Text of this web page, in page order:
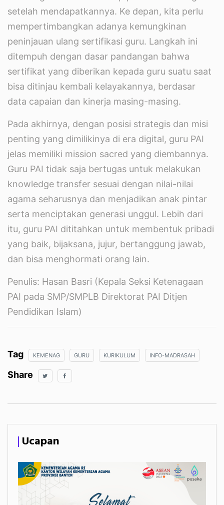
setelah mendapatkannya. Ke depan, kita perlu
mempertimbangkan adanya kemungkinan
peninjauan ulang sertifikasi guru. Langkah ini
ditempuh dengan dasar pandangan bahwa
sertifikat yang diberikan kepada guru suatu saat
bisa ditinjau kembali kelayakannya, berdasar
data capaian dan kinerja masing-masing.
Pada akhirnya, dengan posisi strategis dan misi
penting yang dimilikinya di era digital, guru PAI
jelas memiliki mission sacred yang diembannya.
Guru PAI tidak saja bertugas untuk melakukan
knowledge transfer sesuai dengan nilai-nilai
agama seharusnya dan menjadikan anak pintar
serta menciptakan generasi unggul. Lebih dari
itu, guru PAI dititahkan untuk membentuk pribadi
yang baik, bijaksana, jujur, bertanggung jawab,
dan bisa menghormati orang lain.
Penulis: Hasan Basri (Kepala Seksi Ketenagaan
PAI pada SMP/SMPLB Direktorat PAI Ditjen
Pendidikan Islam)
Tag KEMENAG GURU KURIKULUM INFO-MADRASAH
Share
Ucapan